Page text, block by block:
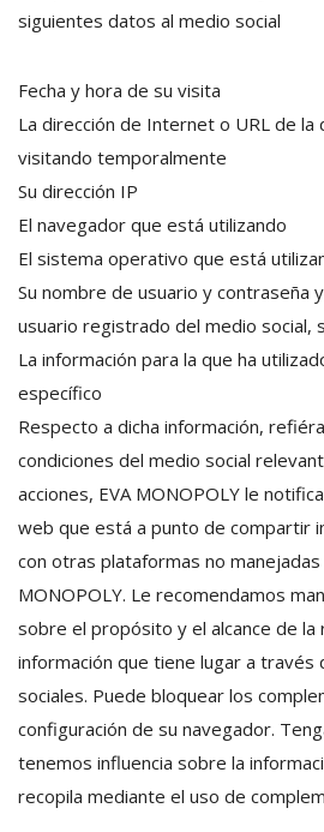
siguientes datos al medio social
Fecha y hora de su visita
La dirección de Internet o URL de la
visitando temporalmente
Su dirección IP
El navegador que está utilizando
El sistema operativo que está
Su nombre de usuario y contraseña
usuario registrado del medio social,
La información para la que ha
específico
Respecto a dicha información,
condiciones del medio social
acciones, EVA MONOPOLY le
web que está a punto de compartir
con otras plataformas no
MONOPOLY. Le recomendamos
sobre el propósito y el alcance de la
información que tiene lugar a través
sociales. Puede bloquear los
configuración de su navegador.
tenemos influencia sobre la
recopila mediante el uso de